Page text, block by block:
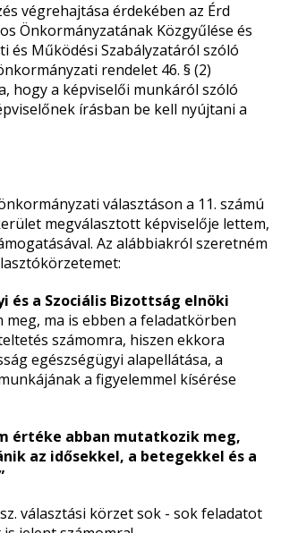
végrehajtása érdekében az Érd
Önkormányzatának Közgyűlése és
és Működési Szabályzatáról szóló
rendelet 46. § (2)
hogy a képviselői munkáról szóló
írásban be kell nyújtani a
választáson a 11. számú
megválasztott képviselője lettem,
Az alábbiakról szeretném
és a Szociális Bizottság elnöki
ma is ebben a feladatkörben
számomra, hiszen ekkora
egészségügyi alapellátása, a
a figyelemmel kísérése
értéke abban mutatkozik meg,
az idősekkel, a betegekkel és a
választási körzet sok - sok feladatot